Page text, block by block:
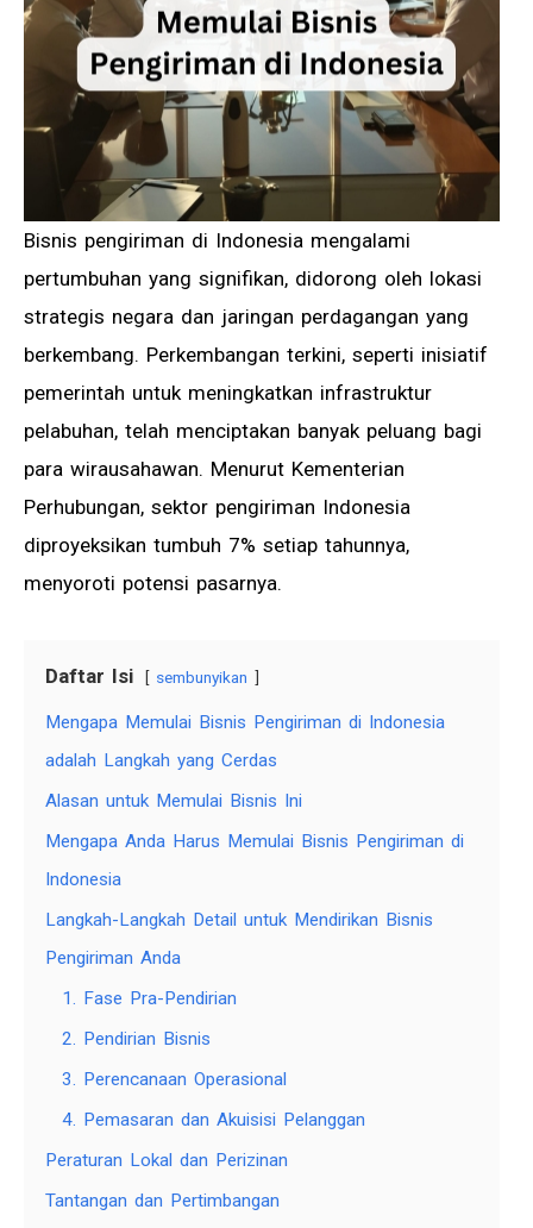
Bisnis pengiriman di Indonesia mengalami
pertumbuhan yang signifikan, didorong oleh lokasi
strategis negara dan jaringan perdagangan yang
berkembang. Perkembangan terkini, seperti inisiatif
pemerintah untuk meningkatkan infrastruktur
pelabuhan, telah menciptakan banyak peluang bagi
para wirausahawan. Menurut Kementerian
Perhubungan, sektor pengiriman Indonesia
diproyeksikan tumbuh 7% setiap tahunnya,
menyoroti potensi pasarnya.
Daftar Isi sembunyikan
Mengapa Memulai Bisnis Pengiriman di Indonesia
adalah Langkah yang Cerdas
Alasan untuk Memulai Bisnis Ini
Mengapa Anda Harus Memulai Bisnis Pengiriman di
Indonesia
Langkah-Langkah Detail untuk Mendirikan Bisnis
Pengiriman Anda
1. Fase Pra-Pendirian
2. Pendirian Bisnis
3. Perencanaan Operasional
4. Pemasaran dan Akuisisi Pelanggan
Peraturan Lokal dan Perizinan
Tantangan dan Pertimbangan